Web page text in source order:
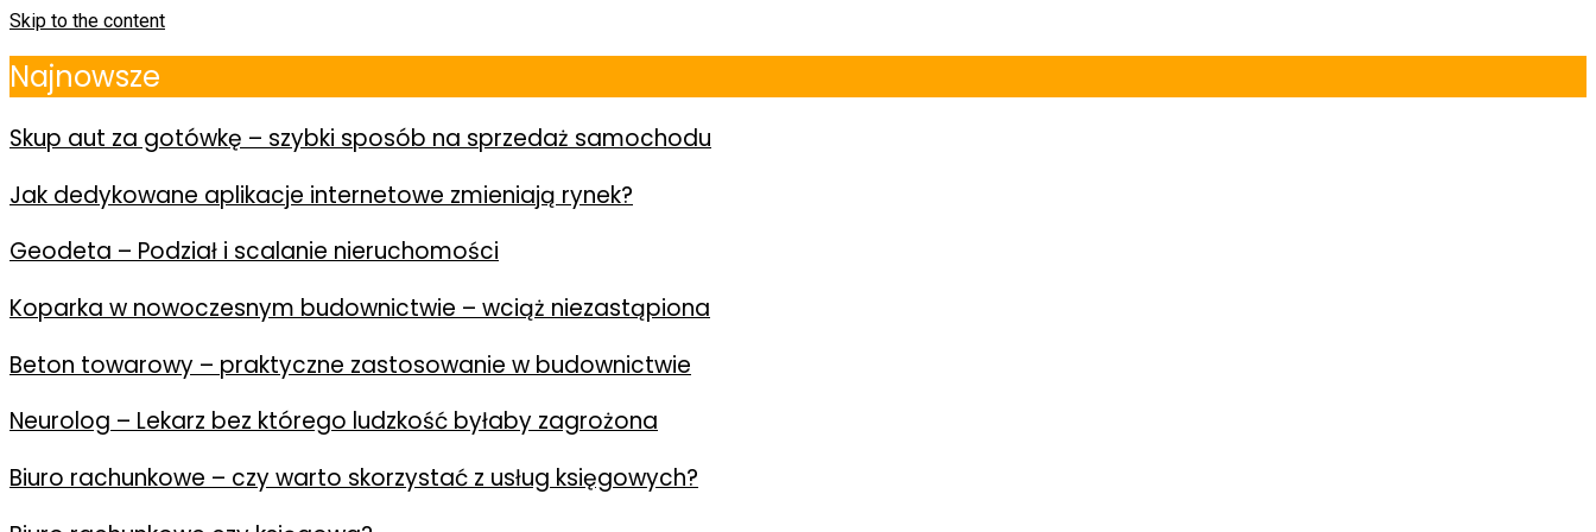
Skip to the content
Najnowsze
Skup aut za gotówkę – szybki sposób na sprzedaż samochodu
Jak dedykowane aplikacje internetowe zmieniają rynek?
Geodeta – Podział i scalanie nieruchomości
Koparka w nowoczesnym budownictwie – wciąż niezastąpiona
Beton towarowy – praktyczne zastosowanie w budownictwie
Neurolog – Lekarz bez którego ludzkość byłaby zagrożona
Biuro rachunkowe – czy warto skorzystać z usług księgowych?